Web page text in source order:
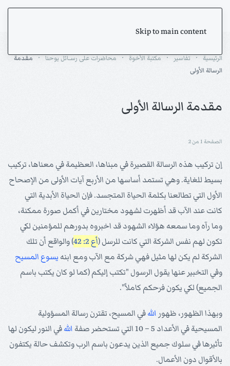
Skip to main content
الرئيسية تفاسير مكتبة الأخوة محاضرات على رســائل يوحنا
مقدمة
الرسالة الأولى
مقدمة الرسالة الأولى
الصفحة 1 من 2
إن تركيب هذه الرسالة القصيرة في مبناها، العظيمة في معناها، تركيب
بسيط للغاية. وهي تستمد أساسها من الأربع آيات الأولى من الإصحاح
الأول التي تطالعنا بكلمة الحياة المتجسد. فإن الحياة الأبدية التي
كانت عند الآب قد أظهرت لشهود مختارين في أكمل صورة ممكنة،
وما رآه وما سمعه هؤلاء الشهود قد اخبروه بدورهم للمؤمنين لكي
تكون لهم نفس الشركة التي كانت للرسل (أع 2: 42
) والواقع أن تلك
الشركة لم يكن لها مثيل فهي شركة مع الآب ومع ابنه يسوع المسيح
وفي التخبير عنها يقول الرسول "تكتب إليكم (كما لو كان يكتب باسم
الجميع) لكي يكون فرحكم كاملاً".
وبهذا الظهور، ظهور اللهفي المسيح، تقترن رسالة المسؤولية
المسيحية في الأعداد 5 – 10 التي تستحضر صفة
اللهفي النور ليكون لها
تأثيرها في سلوك جميع الذين يدعون باسم الرب وتكشف حالة يكتفون
بالأقوال دون الأعمال.